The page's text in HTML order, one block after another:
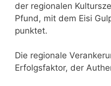
der regionalen
Pfund, mit dem Eisi
punktet.
Die regionale
Erfolgsfaktor, der